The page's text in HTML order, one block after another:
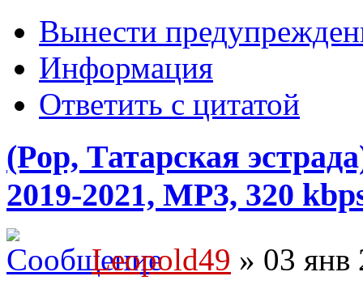
Вынести
Информация
Ответить с цитатой
(Pop, Татарская
2019-2021, MP3, 320
Leopold49 » 03 янв